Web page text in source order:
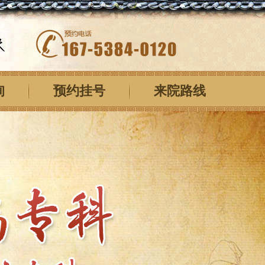
预约挂号 来院路线